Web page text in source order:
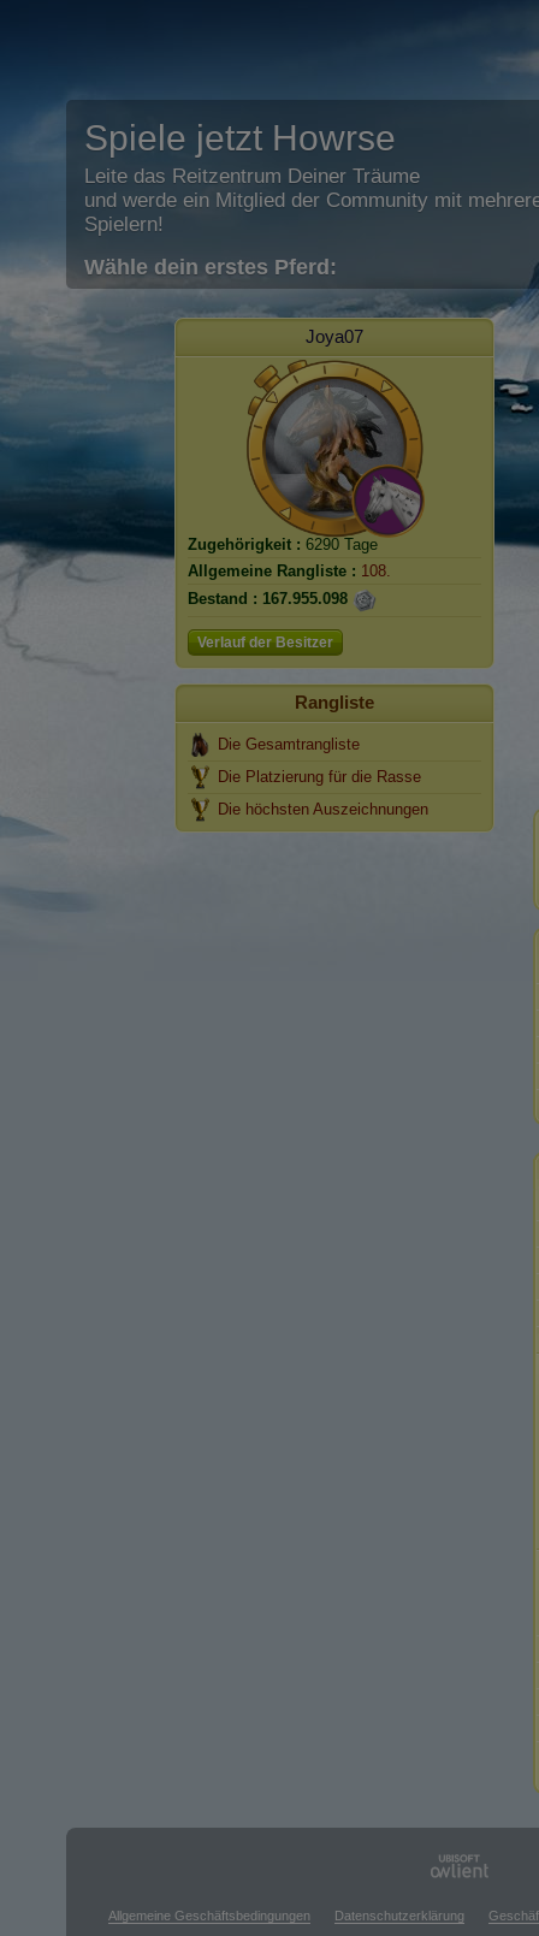
Spiele jetzt Howrse
Leite das Reitzentrum Deiner Träume
und werde ein Mitglied der Community mit
Spielern!
Wähle dein erstes Pferd:
Joya07
Zugehörigkeit : 6290 Tage
Allgemeine Rangliste : 108.
Bestand : 167.955.098
Verlauf der Besitzer
Rangliste
Die Gesamtrangliste
Die Platzierung für die Rasse
Die höchsten Auszeichnungen
Allgemeine Geschäftsbedingungen Datenschutzerklärung